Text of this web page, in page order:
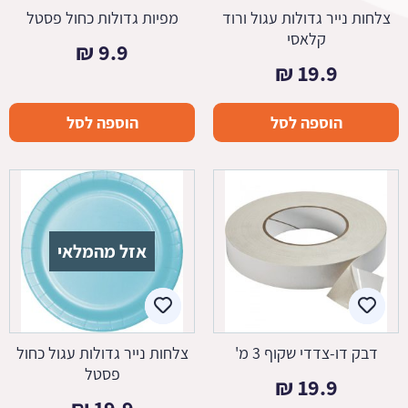
צלחות נייר גדולות עגול ורוד
קלאסי
19.9
₪
הוספה לסל
מפיות גדולות כחול פסטל
9.9
₪
הוספה לסל
דבק דו-צדדי שקוף 3 מ'
19.9
₪
אזל מהמלאי
צלחות נייר גדולות עגול כחול
פסטל